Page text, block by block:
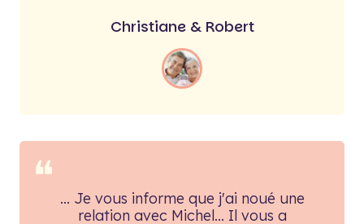
Christiane & Robert
❝ ... Je vous informe que j'ai noué une
relation avec Michel... Il vous a